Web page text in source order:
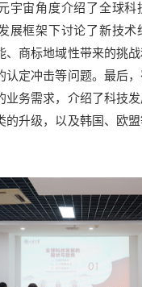
宇宙角度介绍了全球科
展框架下讨论了新技术
、商标地域性带来的挑
认定冲击等问题。最后
业务需求，介绍了科技
的升级，以及韩国、欧